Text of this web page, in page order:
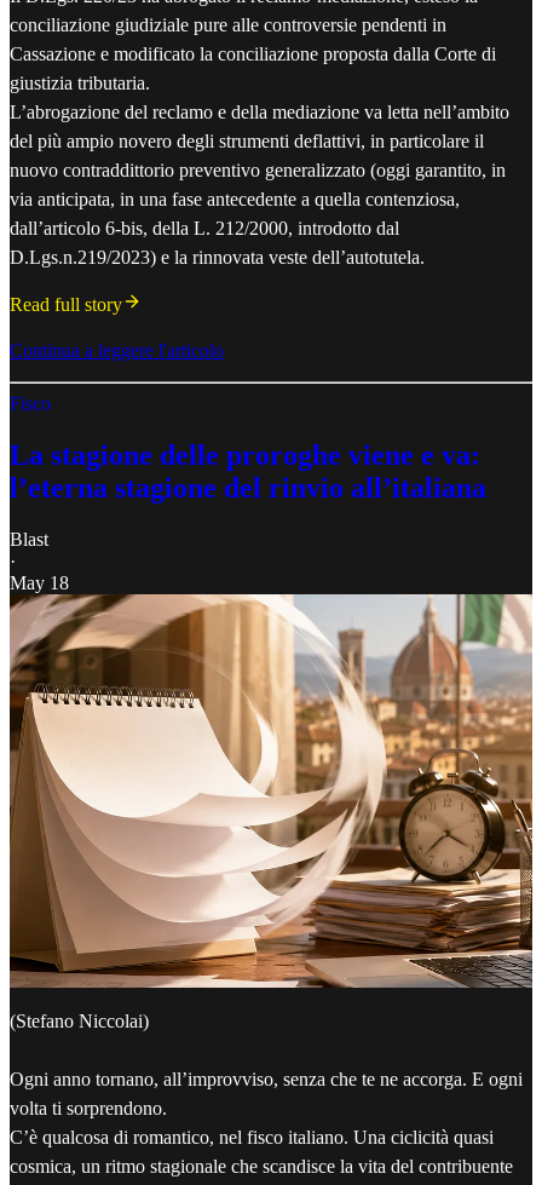
conciliazione giudiziale pure alle controversie pendenti in
Cassazione e modificato la conciliazione proposta dalla Corte di
giustizia tributaria.
L’abrogazione del reclamo e della mediazione va letta nell’ambito
del più ampio novero degli strumenti deflattivi, in particolare il
nuovo contraddittorio preventivo generalizzato (oggi garantito, in
via anticipata, in una fase antecedente a quella contenziosa,
dall’articolo 6-bis, della L. 212/2000, introdotto dal
D.Lgs.n.219/2023) e la rinnovata veste dell’autotutela.
Read full story
Continua a leggere l'articolo
Fisco
La stagione delle proroghe viene e va:
l’eterna stagione del rinvio all’italiana
Blast
·
May 18
(Stefano Niccolai)
Ogni anno tornano, all’improvviso, senza che te ne accorga. E ogni
volta ti sorprendono.
C’è qualcosa di romantico, nel fisco italiano. Una ciclicità quasi
cosmica, un ritmo stagionale che scandisce la vita del contribuente